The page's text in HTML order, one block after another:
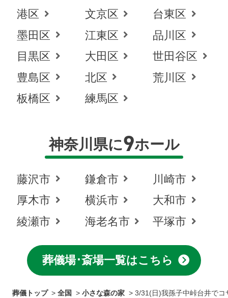
港区
文京区
台東区
墨田区
江東区
品川区
目黒区
大田区
世田谷区
豊島区
北区
荒川区
板橋区
練馬区
神奈川県に9ホール
藤沢市 鎌倉市
川崎市
厚木市
横浜市
大和市
綾瀬市
海老名市 平塚市
葬儀場･斎場一覧はこちら
葬儀トップ >全国 >小さな森の家 > 3/31(日)我孫子中峠台井で